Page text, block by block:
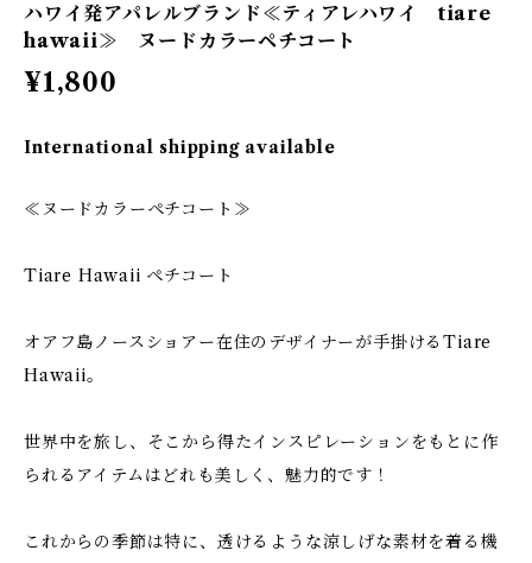
ハワイ発アパレルブランド≪ティアレハワイ tiare
hawaii≫ ヌードカラーペチコート
¥1,800
International shipping available
≪ヌードカラーペチコート≫
Tiare Hawaii ペチコート
オアフ島ノースショアー在住のデザイナーが手掛けるTiare
Hawaii。
世界中を旅し、そこから得たインスピレーションをもとに作
られるアイテムはどれも美しく、魅力的です！
これからの季節は特に、透けるような涼しげな素材を着る機